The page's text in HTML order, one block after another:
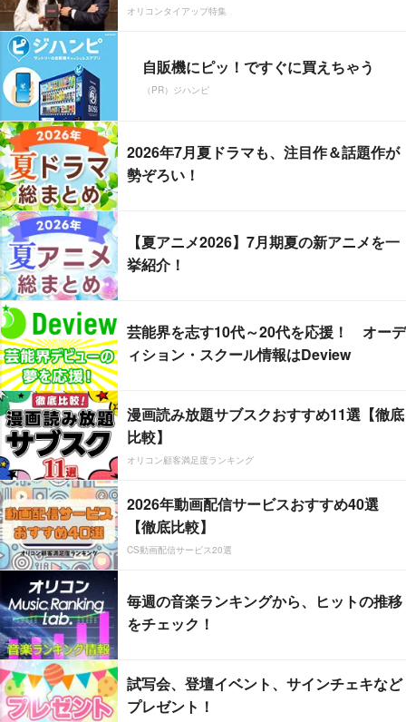
オリコンタイアップ特集
自販機にピッ！ですぐに買えちゃう
（PR）ジハンピ
2026年7月夏ドラマも、注目作＆話題作が
勢ぞろい！
【夏アニメ2026】7月期夏の新アニメを一
挙紹介！
芸能界を志す10代～20代を応援！ オーデ
ィション・スクール情報はDeview
漫画読み放題サブスクおすすめ11選【徹底
比較】
オリコン顧客満足度ランキング
2026年動画配信サービスおすすめ40選
【徹底比較】
CS動画配信サービス20選
毎週の音楽ランキングから、ヒットの推移
をチェック！
試写会、登壇イベント、サインチェキなど
プレゼント！